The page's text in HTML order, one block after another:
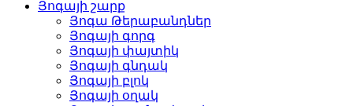
Յոգայի շարք
Յոգա Թերաբանդներ
Յոգայի գորգ
Յոգայի փայտիկ
Յոգայի գնդակ
Յոգայի բլոկ
Յոգայի օղակ